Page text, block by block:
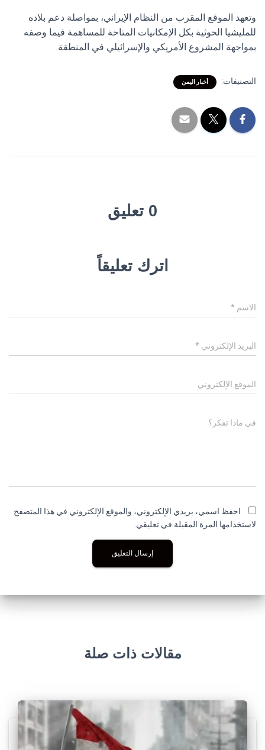
وتعهد الموقع المقرب من النظام الإيراني، بمواصلة دعم بلاده
للمليشيا الحوثية بكل الإمكانيات المتاحة للمساهمة فيما وصفه
بمواجهة المشروع الأمريكي والإسرائيلي في المنطقة.
التصنيفات: أخبار اليمن
0 تعليق
اترك تعليقاً
الاسم *
البريد الإلكتروني *
الموقع الإلكتروني
في ماذا تفكر؟
احفظ اسمي، بريدي الإلكتروني، والموقع الإلكتروني في هذا المتصفح
لاستخدامها المرة المقبلة في تعليقي.
مقالات ذات صلة